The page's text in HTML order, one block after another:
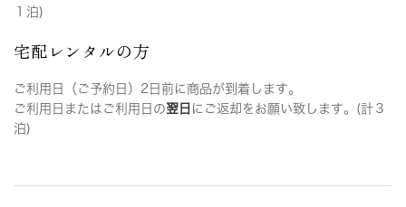
１泊)
宅配レンタルの方
ご利用日（ご予約日）2日前に商品が到着します。
ご利用日またはご利用日の翌日 にご返却をお願い致します。(計３
泊)